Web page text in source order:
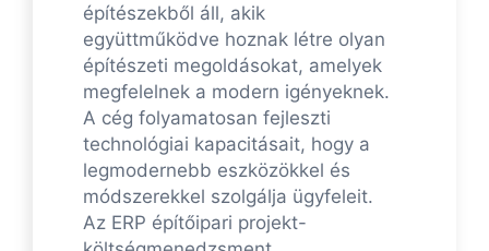
építészekből áll, akik
együttműködve hoznak létre olyan
építészeti megoldásokat, amelyek
megfelelnek a modern igényeknek.
A cég folyamatosan fejleszti
technológiai kapacitásait, hogy a
legmodernebb eszközökkel és
módszerekkel szolgálja ügyfeleit.
Az ERP építőipari projekt-